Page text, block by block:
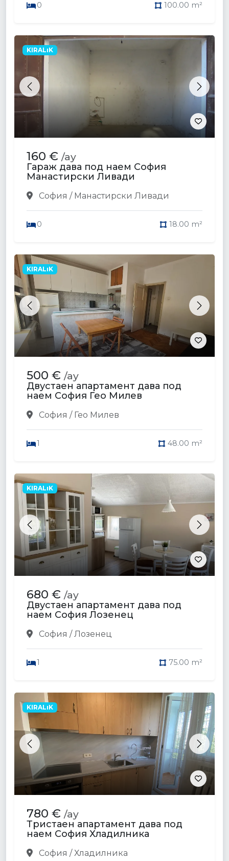
0 100.00 m²
Previous Next
KIRALıK
160 € /ay
Гараж дава под наем София
Манастирски Ливади
София / Манастирски Ливади
0 18.00 m²
Previous Next
KIRALıK
500 € /ay
Двустаен апартамент дава под
наем София Гео Милев
София / Гео Милев
1 48.00 m²
Previous Next
KIRALıK
680 € /ay
Двустаен апартамент дава под
наем София Лозенец
София / Лозенец
1 75.00 m²
Previous Next
KIRALıK
780 € /ay
Тристаен апартамент дава под
наем София Хладилника
София / Хладилника